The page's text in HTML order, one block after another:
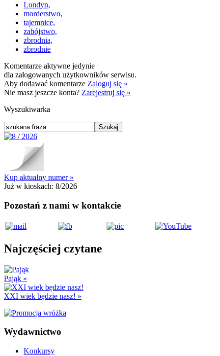
Londyn,
morderstwo,
tajemnice,
zabójstwo,
zbrodnia,
zbrodnie
Komentarze aktywne jedynie
dla zalogowanych użytkowników serwisu.
Aby dodawać komentarze Zaloguj się »
Nie masz jeszcze konta? Zarejestruj się »
Wyszukiwarka
Kup aktualny numer »
Już w kioskach: 8/2026
Pozostań z nami w kontakcie
Najczęściej czytane
Pająk »
XXI wiek będzie nasz! »
Wydawnictwo
Konkursy